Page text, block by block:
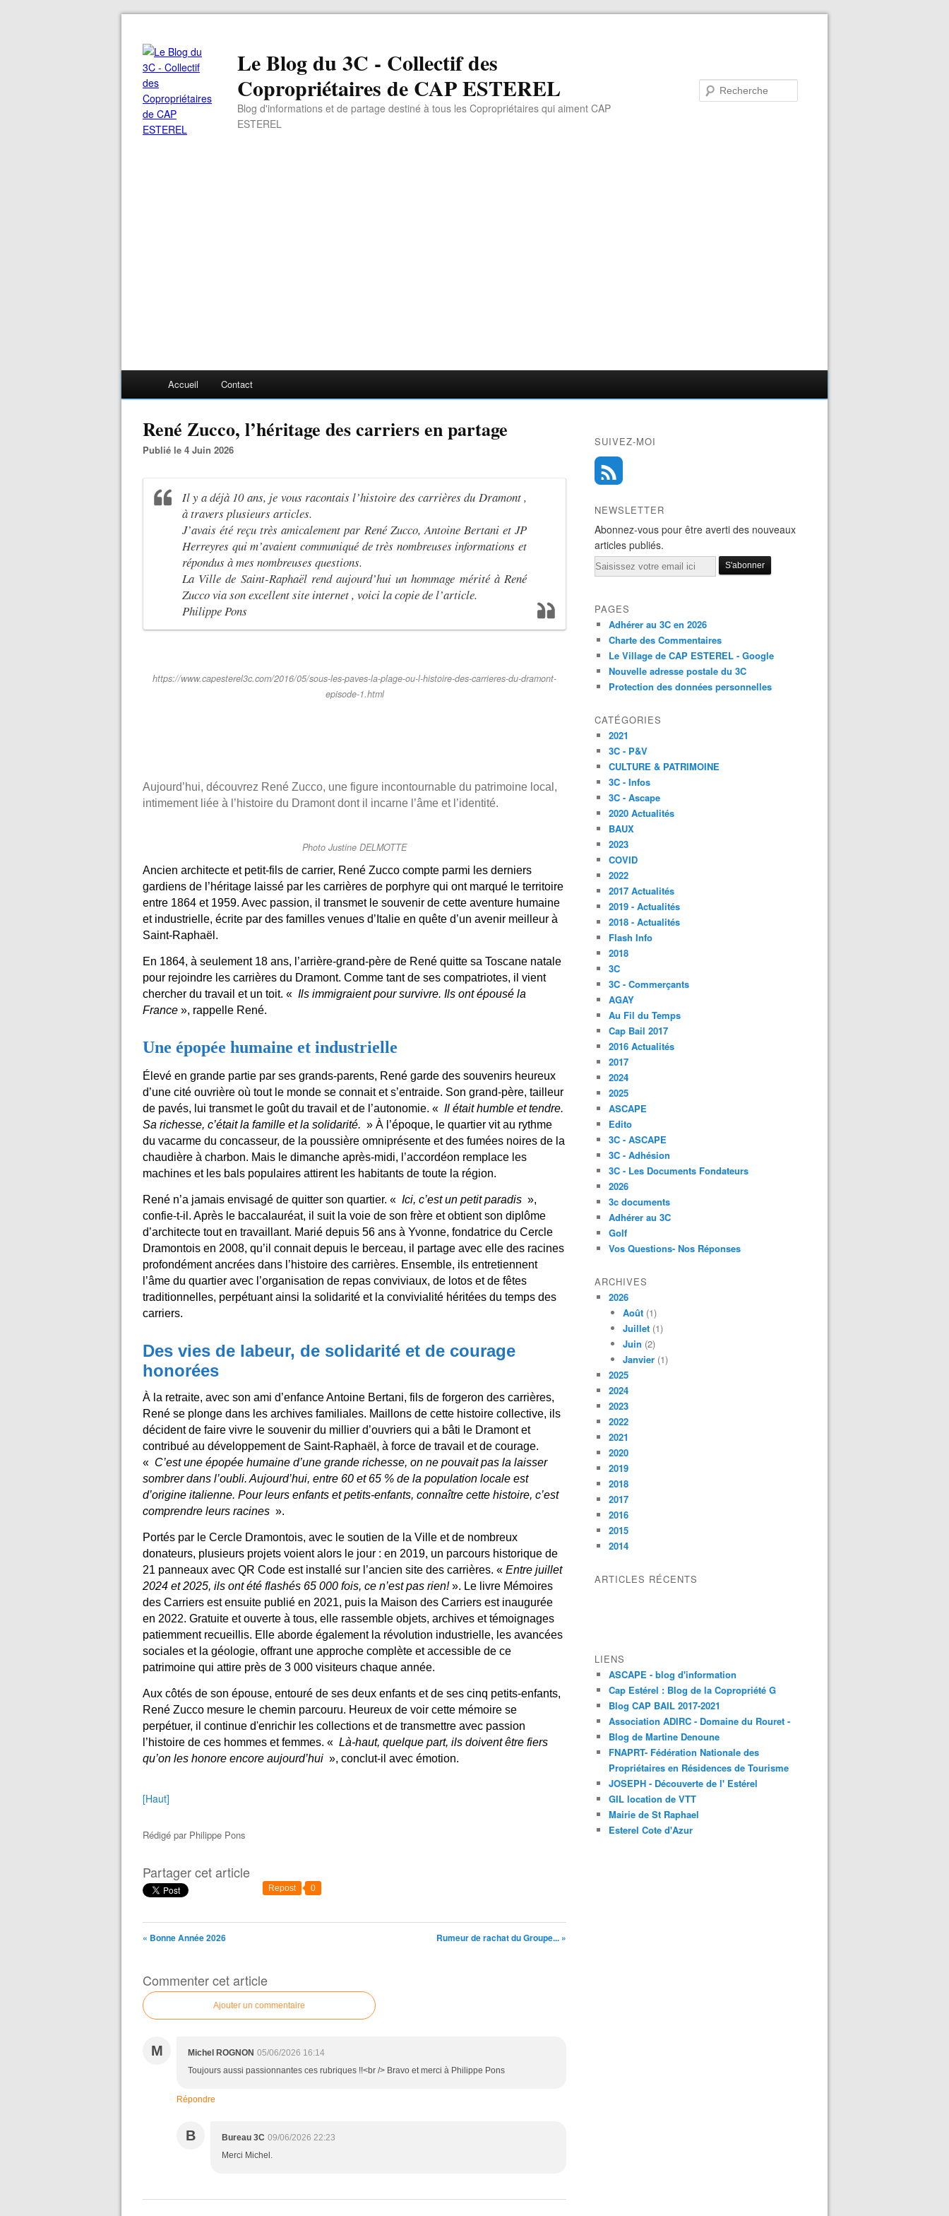
Le Blog du 3C - Collectif des
Copropriétaires de CAP ESTEREL
Blog d'informations et de partage destiné à tous les Copropriétaires qui aiment CAP
ESTEREL
Accueil Contact
René Zucco, l’héritage des carriers en partage
Publié le 4 Juin 2026
Il y a déjà 10 ans, je vous racontais l’histoire des carrières du Dramont ,
à travers plusieurs articles.
J’avais été reçu très amicalement par René Zucco, Antoine Bertani et JP
Herreyres qui m’avaient communiqué de très nombreuses informations et
répondus à mes nombreuses questions.
La Ville de Saint-Raphaël rend aujourd’hui un hommage mérité à René
Zucco via son excellent site internet , voici la copie de l’article.
Philippe Pons
https://www.capesterel3c.com/2016/05/sous-les-paves-la-plage-ou-l-histoire-des-carrieres-du-dramont-
episode-1.html
Aujourd’hui, découvrez René Zucco, une figure incontournable du patrimoine local,
intimement liée à l’histoire du Dramont dont il incarne l’âme et l’identité.
Photo Justine DELMOTTE
Ancien architecte et petit-fils de carrier, René Zucco compte parmi les derniers
gardiens de l’héritage laissé par les carrières de porphyre qui ont marqué le territoire
entre 1864 et 1959. Avec passion, il transmet le souvenir de cette aventure humaine
et industrielle, écrite par des familles venues d’Italie en quête d’un avenir meilleur à
Saint-Raphaël.
En 1864, à seulement 18 ans, l’arrière-grand-père de René quitte sa Toscane natale
pour rejoindre les carrières du Dramont. Comme tant de ses compatriotes, il vient
chercher du travail et un toit. « Ils immigraient pour survivre. Ils ont épousé la
France », rappelle René.
Une épopée humaine et industrielle
Élevé en grande partie par ses grands-parents, René garde des souvenirs heureux
d’une cité ouvrière où tout le monde se connait et s’entraide. Son grand-père, tailleur
de pavés, lui transmet le goût du travail et de l’autonomie. « Il était humble et tendre.
Sa richesse, c’était la famille et la solidarité. » À l’époque, le quartier vit au rythme
du vacarme du concasseur, de la poussière omniprésente et des fumées noires de la
chaudière à charbon. Mais le dimanche après-midi, l’accordéon remplace les
machines et les bals populaires attirent les habitants de toute la région.
René n’a jamais envisagé de quitter son quartier. « Ici, c’est un petit paradis »,
confie-t-il. Après le baccalauréat, il suit la voie de son frère et obtient son diplôme
d’architecte tout en travaillant. Marié depuis 56 ans à Yvonne, fondatrice du Cercle
Dramontois en 2008, qu’il connait depuis le berceau, il partage avec elle des racines
profondément ancrées dans l’histoire des carrières. Ensemble, ils entretiennent
l’âme du quartier avec l’organisation de repas conviviaux, de lotos et de fêtes
traditionnelles, perpétuant ainsi la solidarité et la convivialité héritées du temps des
carriers.
Des vies de labeur, de solidarité et de courage
honorées
À la retraite, avec son ami d’enfance Antoine Bertani, fils de forgeron des carrières,
René se plonge dans les archives familiales. Maillons de cette histoire collective, ils
décident de faire vivre le souvenir du millier d’ouvriers qui a bâti le Dramont et
contribué au développement de Saint-Raphaël, à force de travail et de courage.
« C’est une épopée humaine d’une grande richesse, on ne pouvait pas la laisser
sombrer dans l’oubli. Aujourd’hui, entre 60 et 65 % de la population locale est
d’origine italienne. Pour leurs enfants et petits-enfants, connaître cette histoire, c’est
comprendre leurs racines ».
Portés par le Cercle Dramontois, avec le soutien de la Ville et de nombreux
donateurs, plusieurs projets voient alors le jour : en 2019, un parcours historique de
21 panneaux avec QR Code est installé sur l’ancien site des carrières. « Entre juillet
2024 et 2025, ils ont été flashés 65 000 fois, ce n’est pas rien!». Le livre Mémoires
des Carriers est ensuite publié en 2021, puis la Maison des Carriers est inaugurée
en 2022. Gratuite et ouverte à tous, elle rassemble objets, archives et témoignages
patiemment recueillis. Elle aborde également la révolution industrielle, les avancées
sociales et la géologie, offrant une approche complète et accessible de ce
patrimoine qui attire près de 3 000 visiteurs chaque année.
Aux côtés de son épouse, entouré de ses deux enfants et de ses cinq petits-enfants,
René Zucco mesure le chemin parcouru. Heureux de voir cette mémoire se
perpétuer, il continue d'enrichir les collections et de transmettre avec passion
l’histoire de ces hommes et femmes. « Là-haut, quelque part, ils doivent être fiers
qu’on les honore encore aujourd’hui », conclut-il avec émotion.
[Haut]
Rédigé par Philippe Pons
Partager cet article
Repost 0
« Bonne Année 2026 Rumeur de rachat du Groupe... »
Commenter cet article
Ajouter un commentaire
M Michel ROGNON 05/06/2026 16:14
Toujours aussi passionnantes ces rubriques !!<br /> Bravo et merci à Philippe Pons
Répondre
B Bureau 3C 09/06/2026 22:23
Merci Michel.
SUIVEZ-MOI
NEWSLETTER
Abonnez-vous pour être averti des nouveaux
articles publiés.
Email
PAGES
Adhérer au 3C en 2026
Charte des Commentaires
Le Village de CAP ESTEREL - Google
Nouvelle adresse postale du 3C
Protection des données personnelles
CATÉGORIES
2021
3C - P&V
CULTURE & PATRIMOINE
3C - Infos
3C - Ascape
2020 Actualités
BAUX
2023
COVID
2022
2017 Actualités
2019 - Actualités
2018 - Actualités
Flash Info
2018
3C
3C - Commerçants
AGAY
Au Fil du Temps
Cap Bail 2017
2016 Actualités
2017
2024
2025
ASCAPE
Edito
3C - ASCAPE
3C - Adhésion
3C - Les Documents Fondateurs
2026
3c documents
Adhérer au 3C
Golf
Vos Questions- Nos Réponses
ARCHIVES
2026
Août (1)
Juillet (1)
Juin (2)
Janvier (1)
2025
2024
2023
2022
2021
2020
2019
2018
2017
2016
2015
2014
ARTICLES RÉCENTS
LIENS
ASCAPE - blog d'information
Cap Estérel : Blog de la Copropriété G
Blog CAP BAIL 2017-2021
Association ADIRC - Domaine du Rouret -
Blog de Martine Denoune
FNAPRT- Fédération Nationale des
Propriétaires en Résidences de Tourisme
JOSEPH - Découverte de l' Estérel
GIL location de VTT
Mairie de St Raphael
Esterel Cote d'Azur